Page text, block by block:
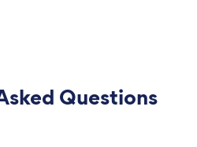
Questions